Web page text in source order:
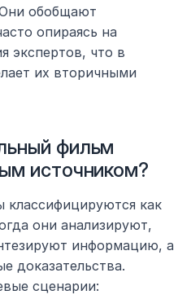
обобщают
опираясь на
экспертов, что в
их вторичными
фильм
источником?
они анализируют,
информацию, а
доказательства.
сценарии: